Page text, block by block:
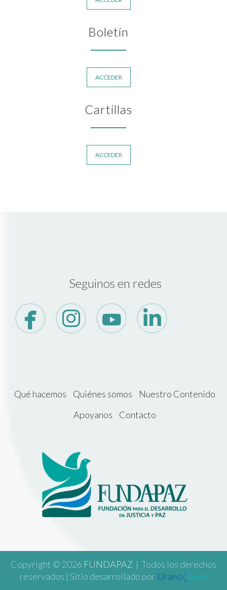
Boletín
ACCEDER
Cartillas
ACCEDER
Seguinos en redes
Qué hacemos Quiénes somos
Nuestro Contenido
Apoyanos
Contacto
Copyright © 2026 FUNDAPAZ | Todos los derechos
reservados | Sitio desarrollado por Urano web